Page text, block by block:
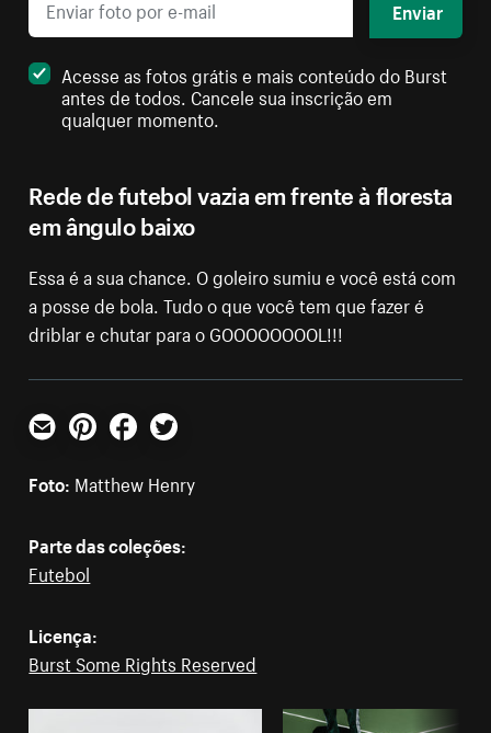
Rede de futebol vazia em frente à floresta
em ângulo baixo
Essa é a sua chance. O goleiro sumiu e você está com
a posse de bola. Tudo o que você tem que fazer é
driblar e chutar para o GOOOOOOOOL!!!
Enviar
Acesse as fotos grátis e mais conteúdo do Burst
antes de todos. Cancele sua inscrição em
qualquer momento.
E-mailPinterestFacebookTwitter
Foto: Matthew Henry
Parte das coleções:
Futebol
Licença:
Burst Some Rights Reserved